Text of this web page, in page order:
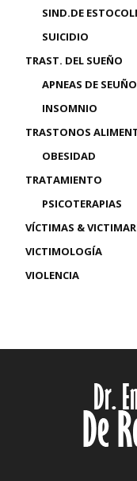
SIND.DE
SUICIDIO
TRAST. DEL SUEÑO
APNEAS DE SEUÑO
INSOMNIO
TRASTONOS
OBESIDAD
TRATAMIENTO
PSICOTERAPIAS
VÍCTIMAS &
VICTIMOLOGÍA
VIOLENCIA